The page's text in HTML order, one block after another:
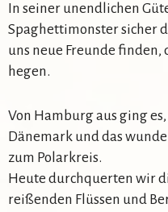
In seiner unendlichen
Spaghettimonster sicher
uns neue Freunde finden,
hegen.
Von Hamburg aus ging
Dänemark und das
zum Polarkreis.
Heute durchquerten wir
reißenden Flüssen und